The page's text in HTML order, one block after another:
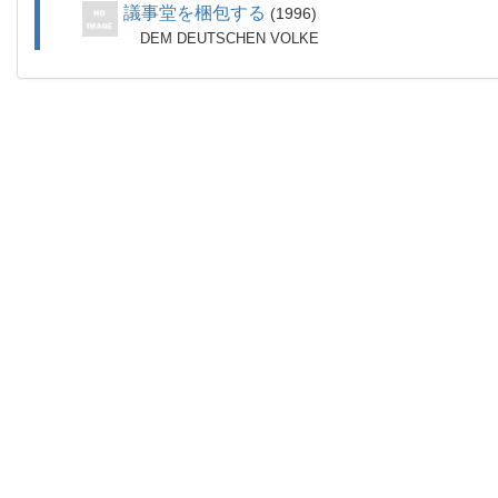
議事堂を梱包する 1996
DEM DEUTSCHEN VOLKE